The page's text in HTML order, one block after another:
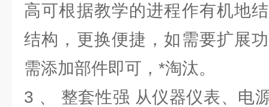
高可根据教学的进程作有机地
结构，更换便捷，如需要扩展
需添加部件即可，*淘汰。
3 、 整套性强 从仪器仪表、电